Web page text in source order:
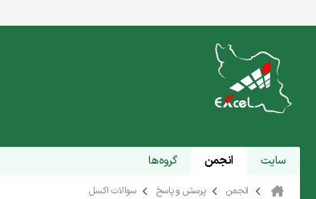
سایت انجمن گروه‌ها
انجمن پرسش و پاسخ سوالات اکسل